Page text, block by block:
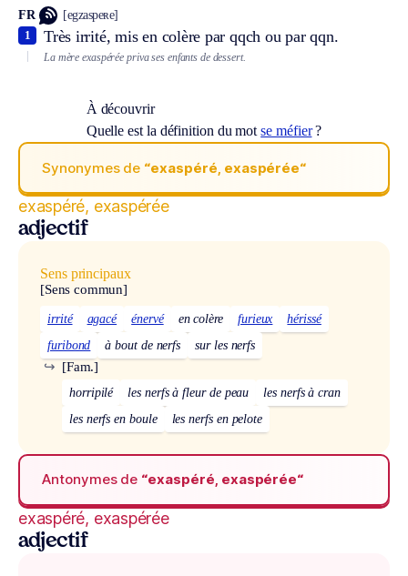
FR [egzaspeʀe]
Très irrité, mis en colère par qqch ou par qqn.
1
La mère exaspérée priva ses enfants de dessert.
À découvrir
Quelle est la définition du motse méfier?
Synonymes de “exaspéré, exaspérée“
exaspéré, exaspérée
adjectif
Sens principaux
[Sens commun]
irrité agacé énervé en colère furieux
hérissé
furibond
à bout de nerfs sur les nerfs
[Fam.]
↪
horripilé les nerfs à fleur de peau
les nerfs à cran
les nerfs en boule
les nerfs en pelote
Antonymes de “exaspéré, exaspérée“
exaspéré, exaspérée
adjectif